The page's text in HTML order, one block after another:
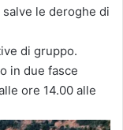
le deroghe di
di gruppo.
in due fasce
ore 14.00 alle